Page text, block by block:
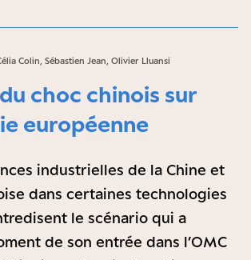
Colin, Sébastien Jean, Olivier Lluansi
choc chinois sur
européenne
industrielles de la Chine et
dans certaines technologies
le scénario qui a
de son entrée dans l’OMC